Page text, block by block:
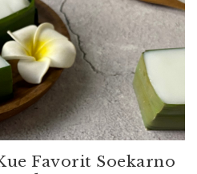
Favorit Soekarno